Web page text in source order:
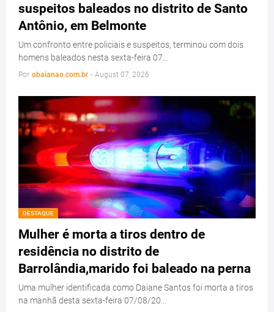
suspeitos baleados no distrito de Santo
Antônio, em Belmonte
Um confronto entre policiais e suspeitos, terminou com dois
homens baleados nesta sexta-feira 07…
Por obaianao.com.br - August 07, 2026
DESTAQUE
Mulher é morta a tiros dentro de
residência no distrito de
Barrolândia,marido foi baleado na perna
Uma mulher identificada como Daiane Santos foi morta a tiros
na manhã desta sexta-feira 07/08/20…